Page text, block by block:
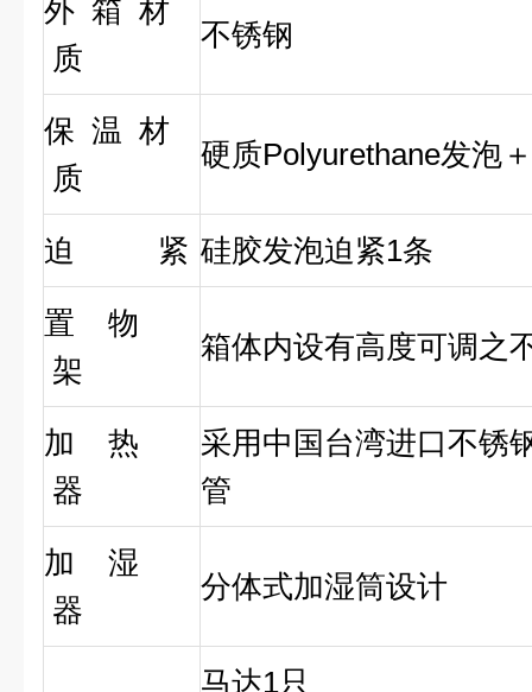
外 箱 材
质
不锈钢
保 温 材
质
硬质Polyurethane发泡
迫 紧 硅胶发泡迫紧1条
置 物
架
箱体内设有高度可调之
加 热
器
采用中国台湾进口不锈
管
加 湿
器
分体式加湿筒设计
马达1只